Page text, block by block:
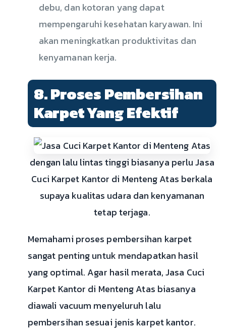
debu, dan kotoran yang dapat
mempengaruhi kesehatan karyawan. Ini
akan meningkatkan produktivitas dan
kenyamanan kerja.
8. Proses Pembersihan
Karpet Yang Efektif
dengan lalu lintas tinggi biasanya perlu Jasa
Cuci Karpet Kantor di Menteng Atas berkala
supaya kualitas udara dan kenyamanan
tetap terjaga.
Memahami proses pembersihan karpet
sangat penting untuk mendapatkan hasil
yang optimal. Agar hasil merata, Jasa Cuci
Karpet Kantor di Menteng Atas biasanya
diawali vacuum menyeluruh lalu
pembersihan sesuai jenis karpet kantor.